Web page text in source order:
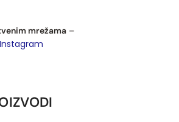
mrežama –
Instagram